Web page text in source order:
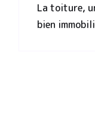
La toiture,
bien